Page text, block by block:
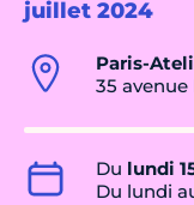
juillet 2024
Paris-
35 avenue
Du lundi
Du lundi